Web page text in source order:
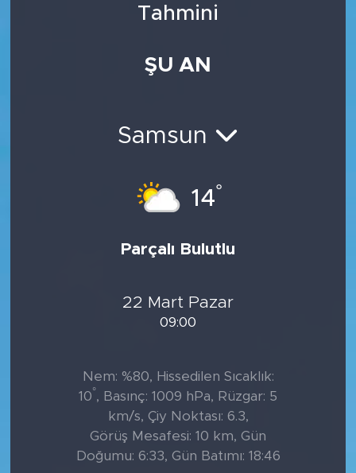
Tahmini
ŞU AN
Samsun
14°
Parçalı Bulutlu
22 Mart Pazar
09:00
Nem: %80, Hissedilen Sıcaklık:
10°, Basınç: 1009 hPa, Rüzgar: 5
km/s, Çiy Noktası: 6.3,
Görüş Mesafesi: 10 km, Gün
Doğumu: 6:33, Gün Batımı: 18:46
Tüm Manşetler